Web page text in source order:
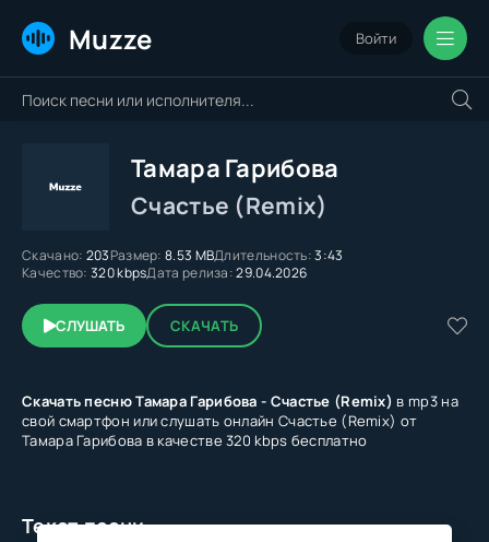
Muzze Войти
Тамара Гарибова
Счастье (Remix)
Скачано: 203Размер: 8.53 MBДлительность:3:43
Качество: 320 kbpsДата релиза:29.04.2026
СЛУШАТЬ СКАЧАТЬ
Скачать песню Тамара Гарибова - Счастье (Remix) в mp3 на
свой смартфон или слушать онлайн Счастье (Remix) от
Тамара Гарибова в качестве 320 kbps бесплатно
Текст песни